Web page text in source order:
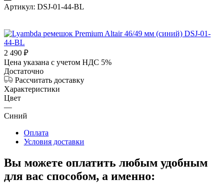
Артикул: DSJ-01-44-BL
2 490 ₽
Цена указана с учетом НДС 5%
Достаточно
Рассчитать доставку
Характеристики
Цвет
—
Синий
Оплата
Условия доставки
Вы можете оплатить любым удобным
для вас способом, а именно: